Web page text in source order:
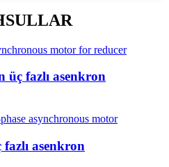
üç fazlı asenkron
fazlı asenkron